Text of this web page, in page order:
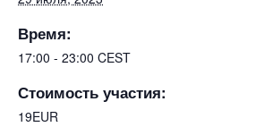
Время:
17:00 - 23:00 CEST
Стоимость участия:
19EUR